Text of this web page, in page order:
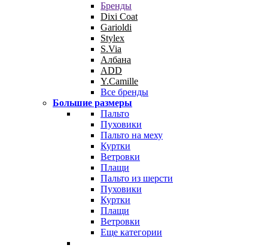
Бренды
Dixi Coat
Garioldi
Stylex
S.Via
Албана
ADD
Y.Camille
Все бренды
Большие размеры
Пальто
Пуховики
Пальто на меху
Куртки
Ветровки
Плащи
Пальто из шерсти
Пуховики
Куртки
Плащи
Ветровки
Еще категории